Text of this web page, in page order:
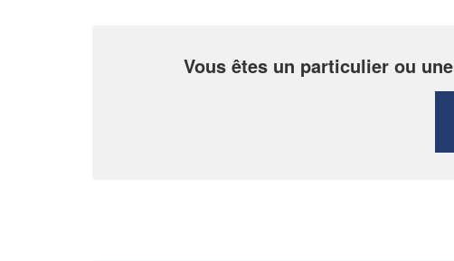
Vous êtes un particulier ou